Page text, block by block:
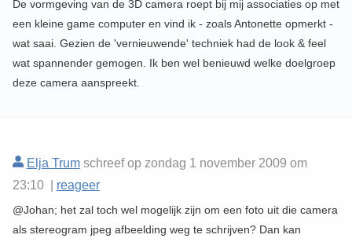
De vormgeving van de 3D camera roept bij mij associaties op met
een kleine game computer en vind ik - zoals Antonette opmerkt -
wat saai. Gezien de 'vernieuwende' techniek had de look & feel
wat spannender gemogen. Ik ben wel benieuwd welke doelgroep
deze camera aanspreekt.
Elja Trumschreef op zondag 1 november 2009 om
23:10 | reageer
@Johan; het zal toch wel mogelijk zijn om een foto uit die camera
als stereogram jpeg afbeelding weg te schrijven? Dan kan